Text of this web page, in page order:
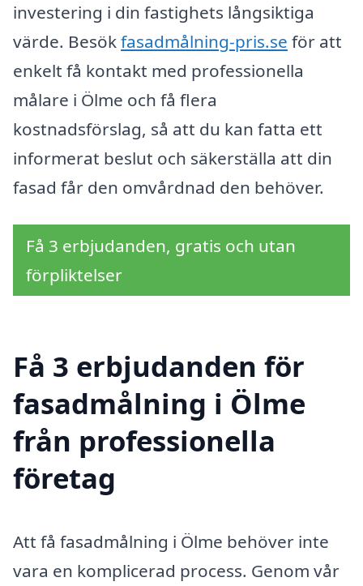
investering i din fastighets långsiktiga
värde. Besökfasadmålning-pris.se för att
enkelt få kontakt med professionella
målare i Ölme och få flera
kostnadsförslag, så att du kan fatta ett
informerat beslut och säkerställa att din
fasad får den omvårdnad den behöver.
Få 3 erbjudanden, gratis och utan
förpliktelser
Få 3 erbjudanden för
fasadmålning i Ölme
från professionella
företag
Att få fasadmålning i Ölme behöver inte
vara en komplicerad process. Genom vår